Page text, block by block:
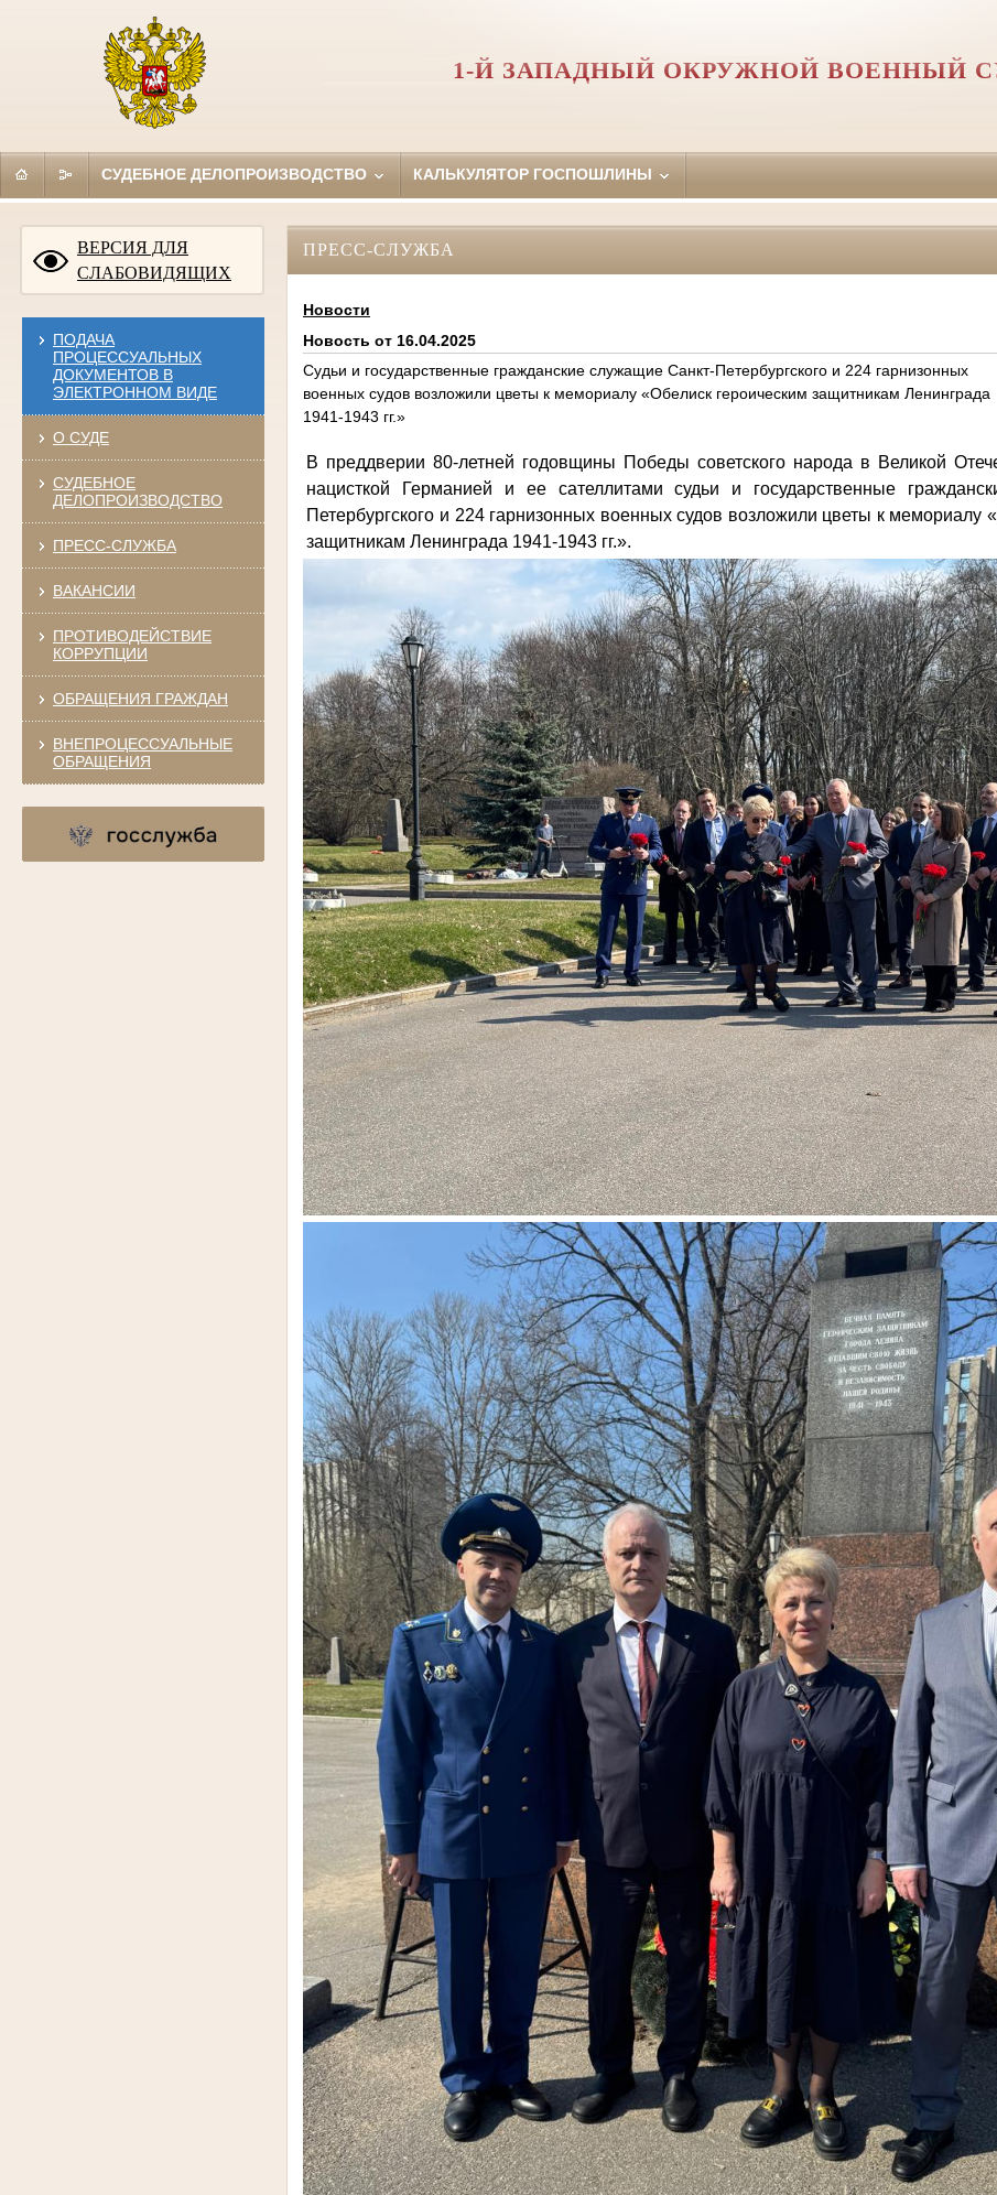
1-Й ЗАПАДНЫЙ ОКРУЖНОЙ ВОЕННЫЙ
СУДЕБНОЕ ДЕЛОПРОИЗВОДСТВО КАЛЬКУЛЯТОР ГОСПОШЛИНЫ
ВЕРСИЯ ДЛЯ
СЛАБОВИДЯЩИХ
ПОДАЧА
ПРОЦЕССУАЛЬНЫХ
ДОКУМЕНТОВ В
ЭЛЕКТРОННОМ ВИДЕ
О СУДЕ
СУДЕБНОЕ
ДЕЛОПРОИЗВОДСТВО
ПРЕСС-СЛУЖБА
ВАКАНСИИ
ПРОТИВОДЕЙСТВИЕ
КОРРУПЦИИ
ОБРАЩЕНИЯ ГРАЖДАН
ВНЕПРОЦЕССУАЛЬНЫЕ
ОБРАЩЕНИЯ
ПРЕСС-СЛУЖБА
Новости
Новость от 16.04.2025
Судьи и государственные гражданские служащие Санкт-Петербургского и 224 гарнизонных
военных судов возложили цветы к мемориалу «Обелиск героическим защитникам Ленинграда
1941-1943 гг.»
В преддверии 80-летней годовщины Победы советского народа в Великой
нацисткой Германией и ее сателлитами судьи и государственные
Петербургского и 224 гарнизонных военных судов возложили цветы к мемориалу
защитникам Ленинграда 1941-1943 гг.».